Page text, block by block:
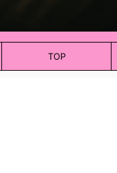
TOP